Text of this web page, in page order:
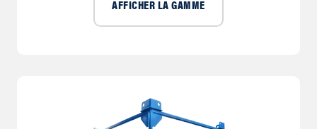
AFFICHER LA GAMME